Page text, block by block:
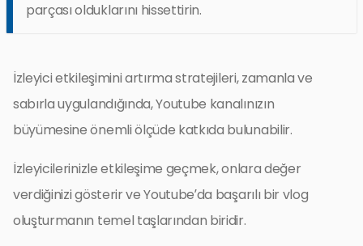
parçası olduklarını hissettirin.
İzleyici etkileşimini artırma stratejileri, zamanla ve
sabırla uygulandığında, Youtube kanalınızın
büyümesine önemli ölçüde katkıda bulunabilir.
İzleyicilerinizle etkileşime geçmek, onlara değer
verdiğinizi gösterir ve Youtube’da başarılı bir vlog
oluşturmanın temel taşlarından biridir.